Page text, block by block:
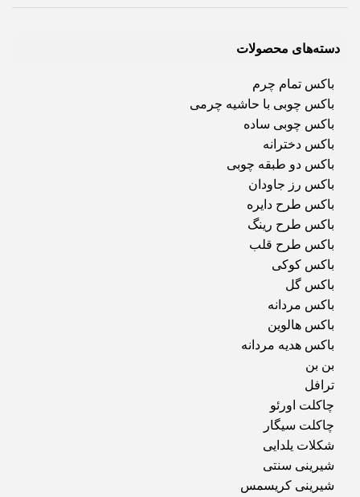
دسته‌های محصولات
باکس تمام چرم
باکس چوبی با حاشیه چرمی
باکس چوبی ساده
باکس دخترانه
باکس دو طبقه چوبی
باکس رز جاودان
باکس طرح دایره
باکس طرح رینگ
باکس طرح قلب
باکس کوکی
باکس گل
باکس مردانه
باکس هالوین
باکس هدیه مردانه
بن بن
ترافل
چاکلت اورئو
چاکلت سیگار
شکلات یلدایی
شیرینی سنتی
شیرینی کریسمس